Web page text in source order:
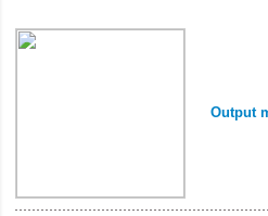
Output